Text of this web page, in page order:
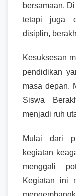
bersamaan.
tetapi juga
disiplin,
Kesuksesan
pendidikan
masa depan.
Siswa
menjadi ruh
Mulai dari
kegiatan
menggali
Kegiatan ini